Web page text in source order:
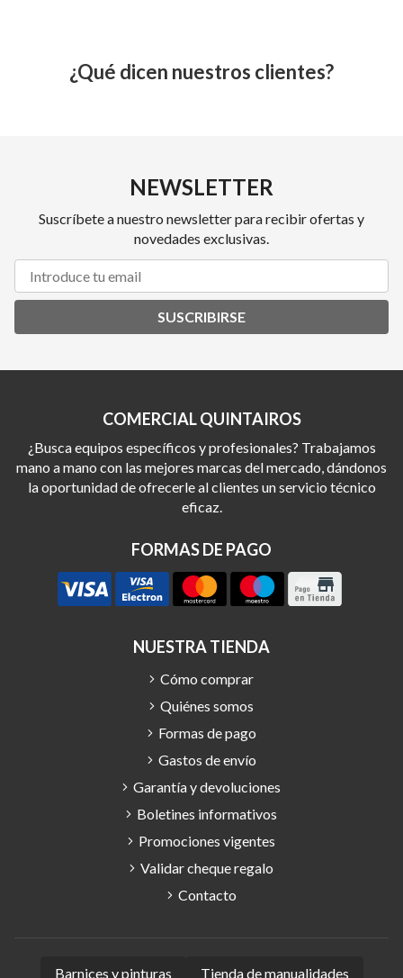
¿Qué dicen nuestros clientes?
NEWSLETTER
Suscríbete a nuestro newsletter para recibir ofertas y
novedades exclusivas.
SUSCRIBIRSE
COMERCIAL QUINTAIROS
¿Busca equipos específicos y profesionales? Trabajamos
mano a mano con las mejores marcas del mercado, dándonos
la oportunidad de ofrecerle al clientes un servicio técnico
eficaz.
FORMAS DE PAGO
NUESTRA TIENDA
Cómo comprar
Quiénes somos
Formas de pago
Gastos de envío
Garantía y devoluciones
Boletines informativos
Promociones vigentes
Validar cheque regalo
Contacto
Barnices y pinturas Tienda de manualidades